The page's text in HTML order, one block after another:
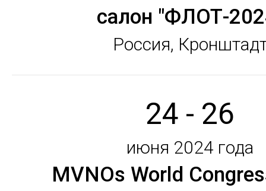
салон "ФЛОТ-
Россия,
24 - 26
июня 2024 года
MVNOs World